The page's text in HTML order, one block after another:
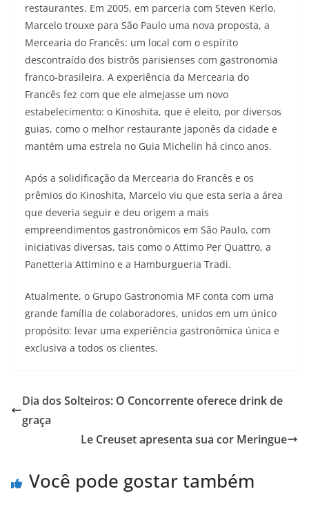
restaurantes. Em 2005, em parceria com Steven Kerlo,
Marcelo trouxe para São Paulo uma nova proposta, a
Mercearia do Francês: um local com o espírito
descontraído dos bistrôs parisienses com gastronomia
franco-brasileira. A experiência da Mercearia do
Francês fez com que ele almejasse um novo
estabelecimento: o Kinoshita, que é eleito, por diversos
guias, como o melhor restaurante japonês da cidade e
mantém uma estrela no Guia Michelin há cinco anos.
Após a solidificação da Mercearia do Francês e os
prêmios do Kinoshita, Marcelo viu que esta seria a área
que deveria seguir e deu origem a mais
empreendimentos gastronômicos em São Paulo, com
iniciativas diversas, tais como o Attimo Per Quattro, a
Panetteria Attimino e a Hamburgueria Tradi.
Atualmente, o Grupo Gastronomia MF conta com uma
grande família de colaboradores, unidos em um único
propósito: levar uma experiência gastronômica única e
exclusiva a todos os clientes.
Dia dos Solteiros: O Concorrente oferece drink de
graça
Le Creuset apresenta sua cor Meringue
Você pode gostar também